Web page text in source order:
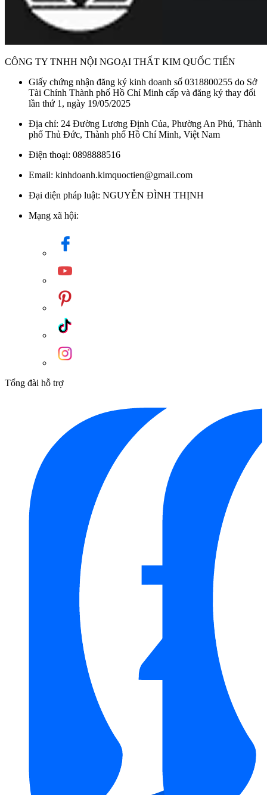
CÔNG TY TNHH NỘI NGOẠI THẤT KIM QUỐC TIẾN
Giấy chứng nhận đăng ký kinh doanh số 0318800255 do Sở
Tài Chính Thành phố Hồ Chí Minh cấp và đăng ký thay đổi
lần thứ 1, ngày 19/05/2025
Địa chỉ: 24 Đường Lương Định Của, Phường An Phú, Thành
phố Thủ Đức, Thành phố Hồ Chí Minh, Việt Nam
Điện thoại: 0898888516
Email: kinhdoanh.kimquoctien@gmail.com
Đại diện pháp luật: NGUYỄN ĐÌNH THỊNH
Mạng xã hội:
Tổng đài hỗ trợ